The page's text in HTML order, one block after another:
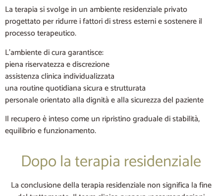
La terapia si svolge in un ambiente residenziale privato
progettato per ridurre i fattori di stress esterni e sostenere il
processo terapeutico.
L’ambiente di cura garantisce:
piena riservatezza e discrezione
assistenza clinica individualizzata
una routine quotidiana sicura e strutturata
personale orientato alla dignità e alla sicurezza del paziente
Il recupero è inteso come un ripristino graduale di stabilità,
equilibrio e funzionamento.
Dopo la terapia residenziale
La conclusione della terapia residenziale non significa la fine